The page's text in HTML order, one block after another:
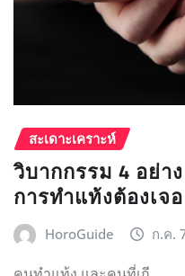
คนทำแท้ง และคนที่เกี…